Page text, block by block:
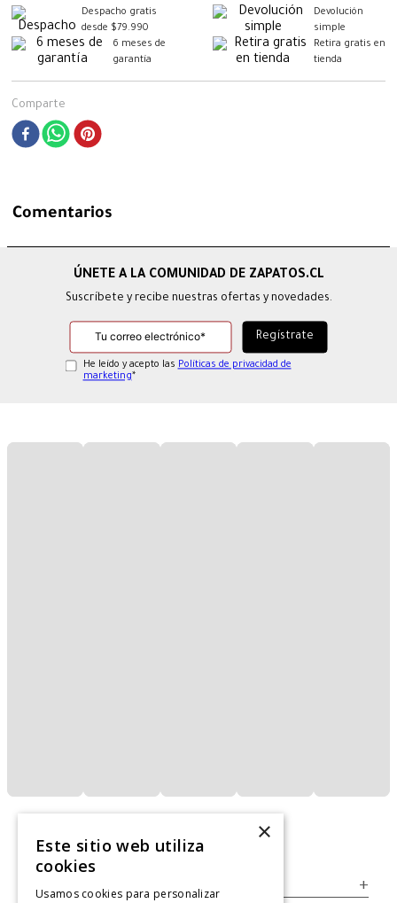
Despacho gratis
desde $79.990
Devolución
simple
6 meses de
garantía
Retira gratis en
tienda
Comparte
Comentarios
Suscríbete y recibe nuestras ofertas y novedades.
He leído y acepto las Políticas de privacidad de
marketing*
+
×
Este sitio web utiliza
cookies
Usamos cookies para personalizar